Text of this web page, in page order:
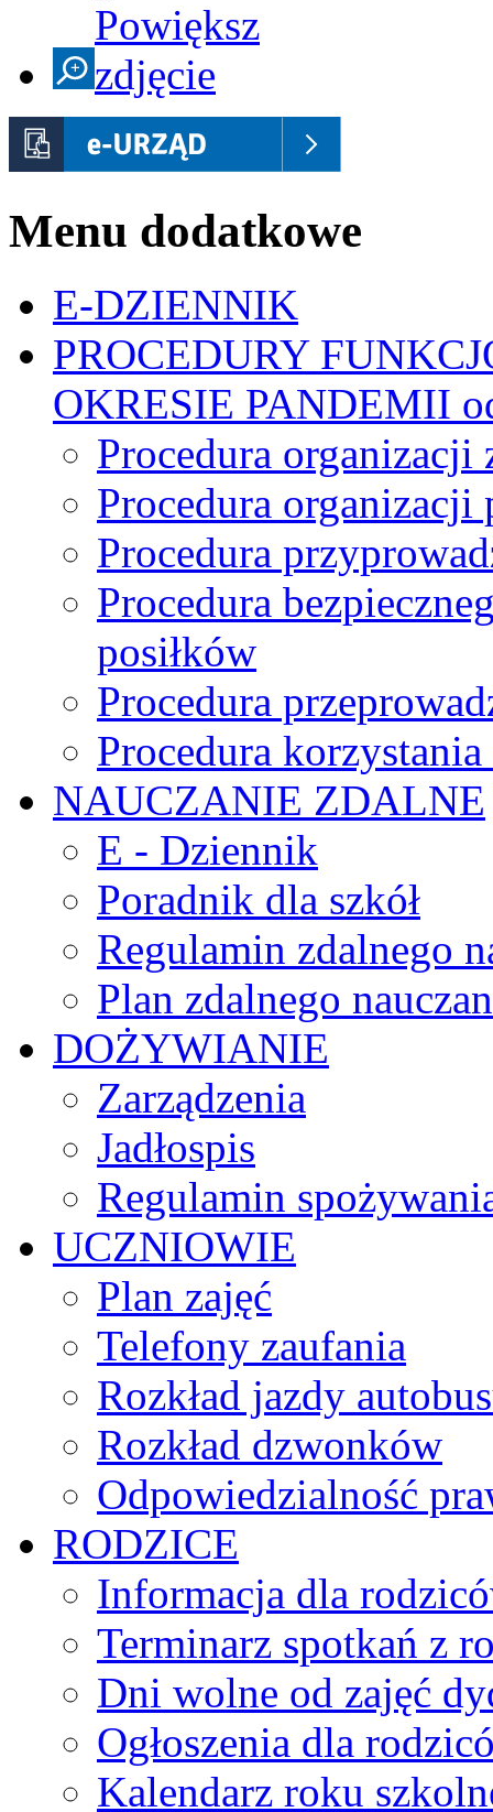
Menu dodatkowe
E-DZIENNIK
PROCEDURY
OKRESIE PANDEMII
Procedura
Procedura
Procedura
Procedura
posiłków
Procedura
Procedura
NAUCZANIE ZDALNE
E - Dziennik
Poradnik dla szkół
Regulamin zdalnego
Plan zdalnego
DOŻYWIANIE
Zarządzenia
Jadłospis
Regulamin
UCZNIOWIE
Plan zajęć
Telefony zaufania
Rozkład jazdy
Rozkład dzwonków
Odpowiedzialność
RODZICE
Informacja dla
Terminarz spotkań z
Dni wolne od zajęć
Ogłoszenia dla
Kalendarz roku